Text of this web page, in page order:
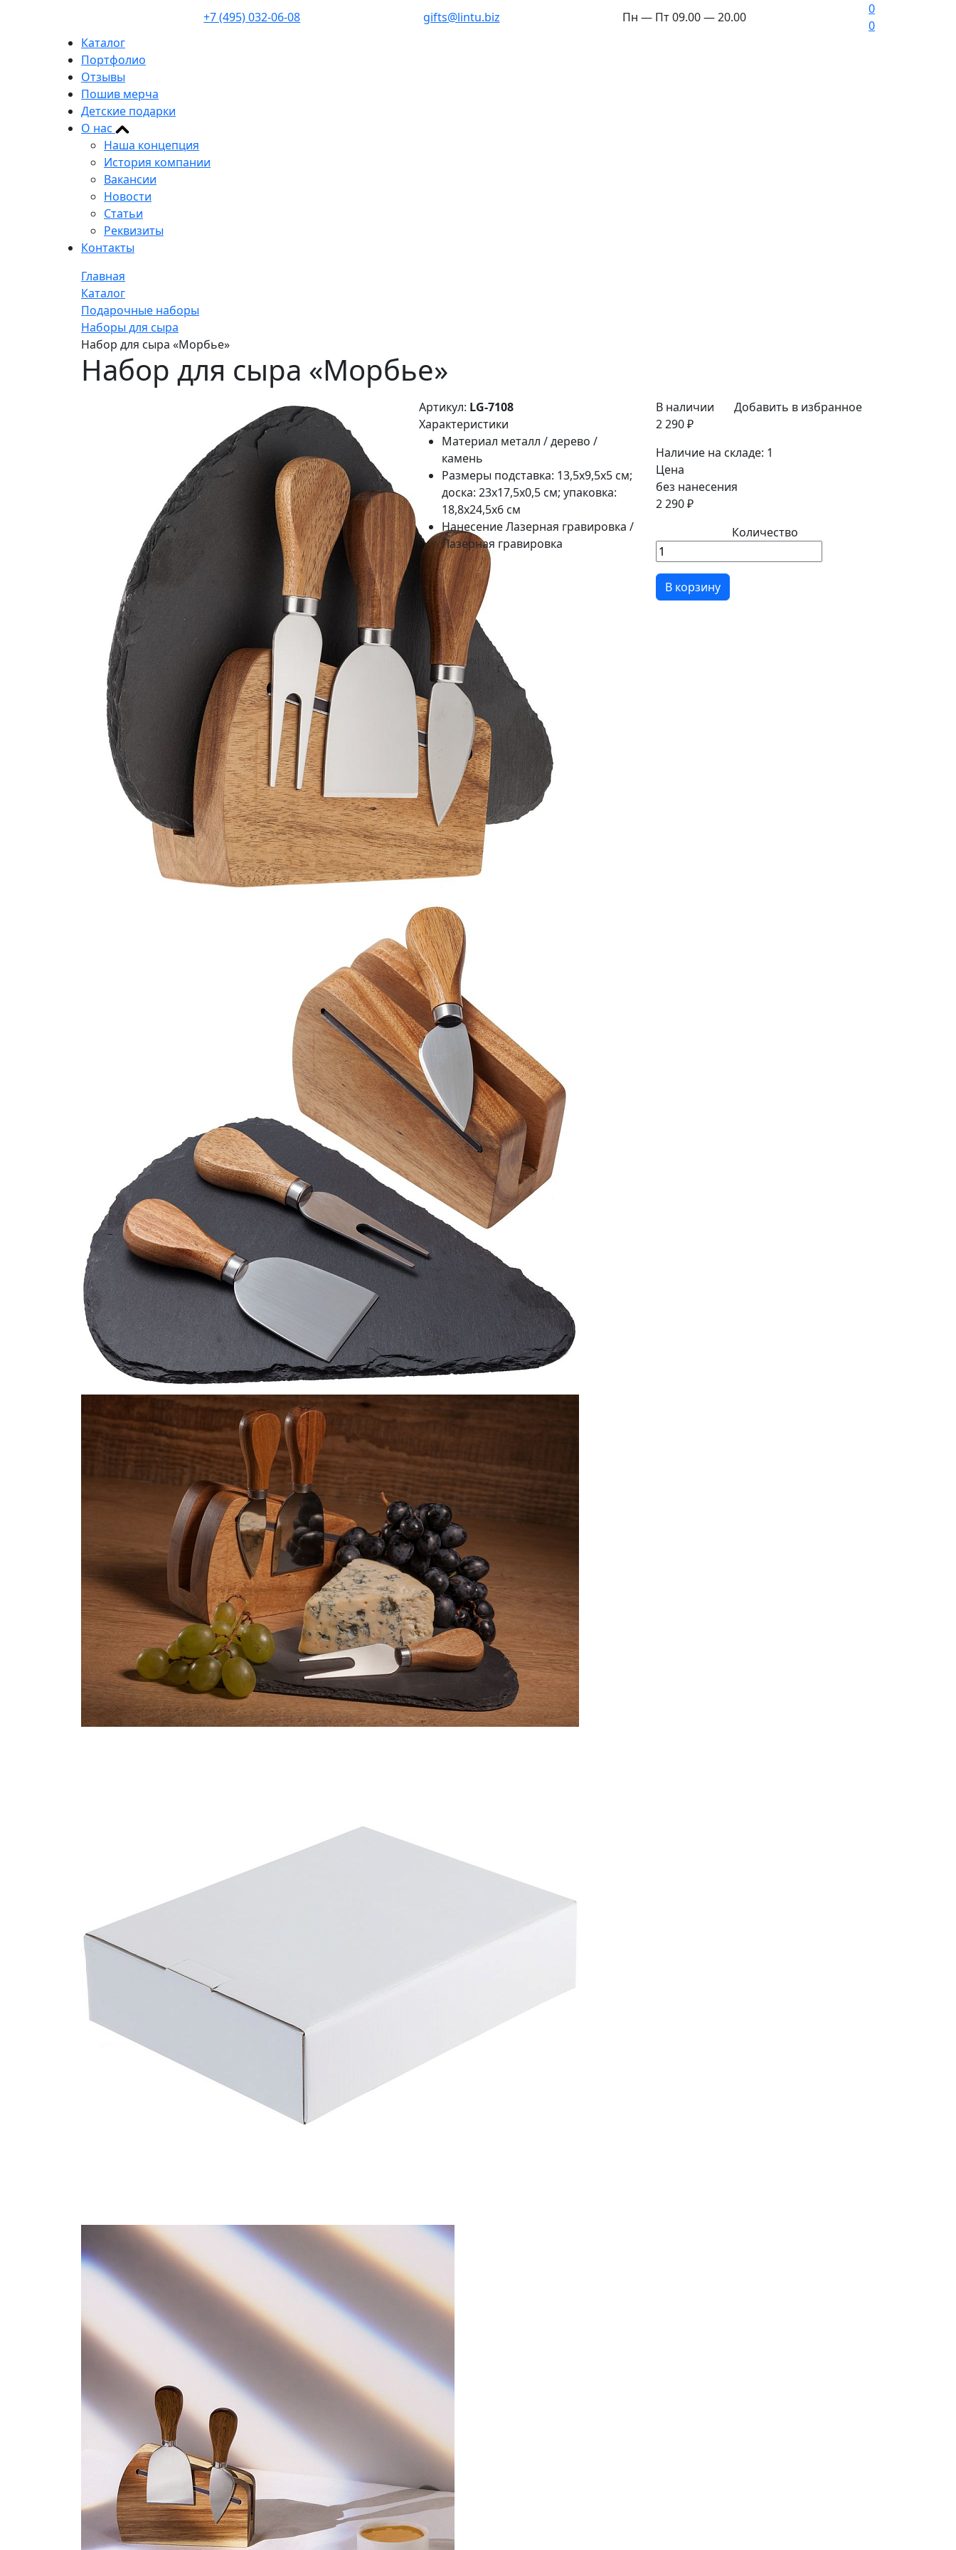
+7 (495) 032-06-08 gifts@lintu.biz Пн — Пт 09.00 — 20.00
0
0
Каталог
Портфолио
Отзывы
Пошив мерча
Детские подарки
О нас
Наша концепция
История компании
Вакансии
Новости
Статьи
Реквизиты
Контакты
Главная
Каталог
Подарочные наборы
Наборы для сыра
Набор для сыра «Морбье»
Набор для сыра «Морбье»
Артикул: LG-7108 В наличии
Добавить в избранное
Характеристики
Материал металл / дерево /
камень
Размеры подставка: 13,5х9,5х5 см;
доска: 23х17,5х0,5 см; упаковка:
18,8х24,5х6 см
НанесениеЛазерная гравировка /
Лазерная гравировка
2 290 ₽
Наличие на складе: 1
Цена
без нанесения
2 290 ₽
Количество
В корзину